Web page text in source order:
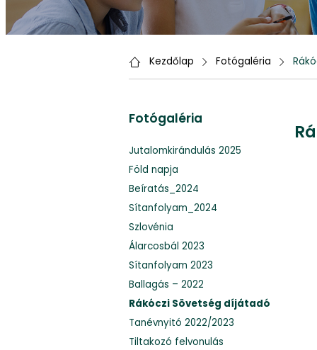
Kezdőlap Fotógaléria
Fotógaléria
Jutalomkirándulás 2025
Föld napja
Beíratás_2024
Sítanfolyam_2024
Szlovénia
Álarcosbál 2023
Sítanfolyam 2023
Ballagás – 2022
Rákóczi Sövetség díjátadó
Tanévnyitó 2022/2023
Tiltakozó felvonulás